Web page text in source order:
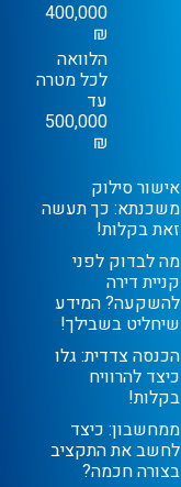
400,000
₪
הלוואה
לכל מטרה
עד
500,000
₪
אישור סילוק
משכנתא: כך תעשה
זאת בקלות!
מה לבדוק לפני
קניית דירה
להשקעה? המידע
שיחליט בשבילך!
הכנסה צדדית: גלו
כיצד להרוויח
בקלות!
ממחשבון: כיצד
לחשב את התקציב
בצורה חכמה?